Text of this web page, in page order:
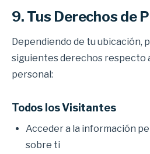
9. Tus Derechos de
Dependiendo de tu ubicación,
siguientes derechos respecto
personal:
Todos los Visitantes
Acceder a la información
sobre ti